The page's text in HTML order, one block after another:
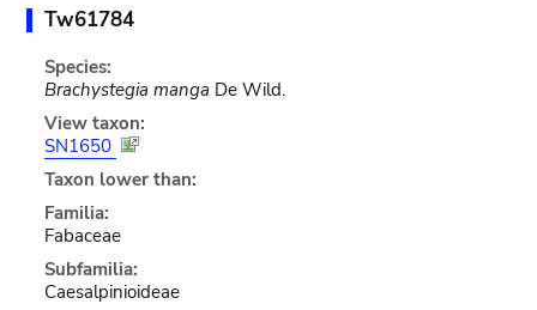
Tw61784
Species:
Brachystegia manga De Wild.
View taxon:
SN1650
Taxon lower than:
Familia:
Fabaceae
Subfamilia:
Caesalpinioideae